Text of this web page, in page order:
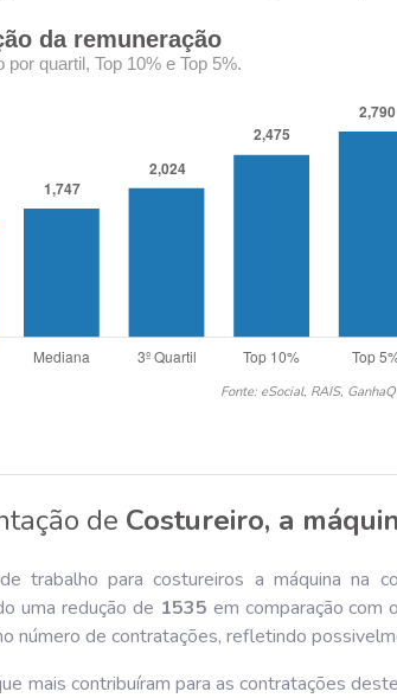
da remuneração
por quartil, Top 10% e Top 5%.
Fonte: eSocial, RAIS,
de Costureiro, a
trabalho para costureiros a máquina na
uma redução de 1535 em comparação com
número de contratações, refletindo
mais contribuíram para as contratações